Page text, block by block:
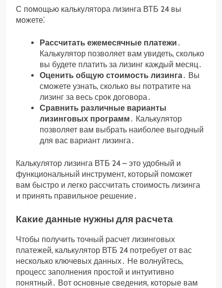
С помощью калькулятора лизинга ВТБ 24 вы
можете⁚
Рассчитать ежемесячные платежи ․
Калькулятор позволяет вам увидеть‚ сколько
вы будете платить за лизинг каждый месяц․
Оценить общую стоимость лизинга․ Вы
сможете узнать‚ сколько вы потратите на
лизинг за весь срок договора․
Сравнить различные варианты
лизинговых программ ․ Калькулятор
позволяет вам выбрать наиболее выгодный
для вас вариант лизинга․
Калькулятор лизинга ВТБ 24 – это удобный и
функциональный инструмент‚ который поможет
вам быстро и легко рассчитать стоимость лизинга
и принять правильное решение․
Какие данные нужны для расчета
Чтобы получить точный расчет лизинговых
платежей‚ калькулятор ВТБ 24 потребует от вас
несколько ключевых данных․ Не волнуйтесь‚
процесс заполнения простой и интуитивно
понятный․ Вот основные сведения‚ которые вам